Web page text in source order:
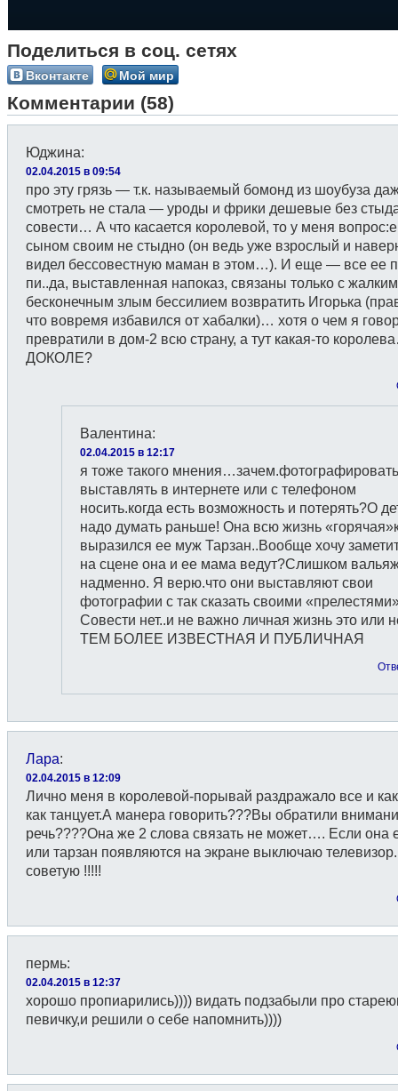
Поделиться в соц. сетях
Вконтакте Мой мир
Комментарии (58)
Юджина:
02.04.2015 в 09:54
про эту грязь — т.к. называемый бомонд из шоубуза
смотреть не стала — уроды и фрики дешевые без
совести… А что касается королевой, то у меня
сыном своим не стыдно (он ведь уже взрослый и
видел бессовестную маман в этом…). И еще — все ее
пи..да, выставленная напоказ, связаны только с жалким
бесконечным злым бессилием возвратить Игорька
что вовремя избавился от хабалки)… хотя о чем я
превратили в дом-2 всю страну, а тут какая-то
ДОКОЛЕ?
Валентина:
02.04.2015 в 12:17
я тоже такого
выставлять в интернете или с телефоном
носить.когда есть возможность и потерять?О
надо думать раньше! Она всю жизнь
выразился ее муж Тарзан..Вообще хочу
на сцене она и ее мама ведут?Слишком
надменно. Я верю.что они выставляют свои
фотографии с так сказать своими
Совести нет..и не важно личная жизнь это или
ТЕМ БОЛЕЕ ИЗВЕСТНАЯ И ПУБЛИЧНАЯ
Лара:
02.04.2015 в 12:09
Лично меня в королевой-порывай раздражало все и
как танцует.А манера говорить???Вы обратили
речь????Она же 2 слова связать не может…. Если она
или тарзан появляются на экране выключаю
советую !!!!!
пермь:
02.04.2015 в 12:37
хорошо пропиарились)))) видать подзабыли про
певичку,и решили о себе напомнить))))